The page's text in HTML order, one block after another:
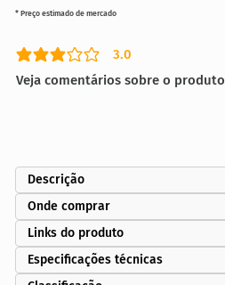
3.0
classificação média é 3 de 5
Veja comentários sobre o produto
* Preço estimado de mercado
Descrição
Onde comprar
Links do produto
Especificações técnicas